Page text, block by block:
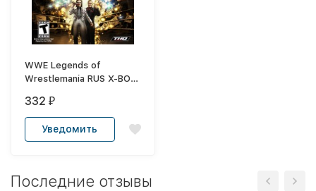
WWE Legends of
Wrestlemania RUS X-BOX
332₽
Уведомить
Последние отзывы